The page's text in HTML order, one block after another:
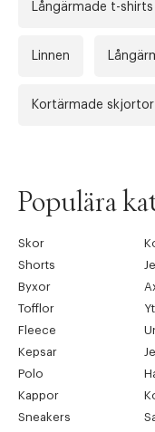
Långärmade t-shirts
Linnen
Kortärmade skjortor
Populära
Skor
Shorts
Byxor
Tofflor
Fleece
Kepsar
Polo
Kappor
Sneakers